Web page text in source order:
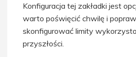
Konfiguracja tej zakładki jest
warto poświęcić chwilę i
skonfigurować limity
przyszłości.